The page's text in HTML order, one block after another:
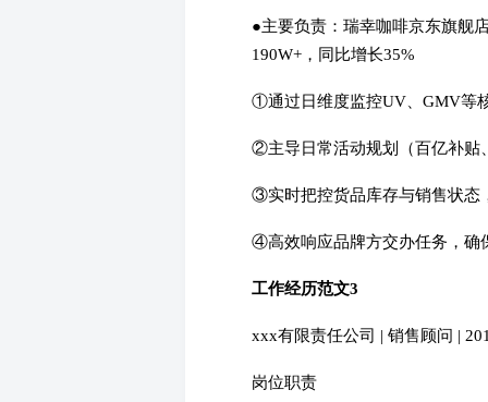
●主要负责：瑞幸咖啡京东旗舰
190W+，同比增长35%
①通过日维度监控UV、GMV等
②主导日常活动规划（百亿补贴
③实时把控货品库存与销售状态
④高效响应品牌方交办任务，确
工作经历范文3
xxx有限责任公司 | 销售顾问 |
岗位职责